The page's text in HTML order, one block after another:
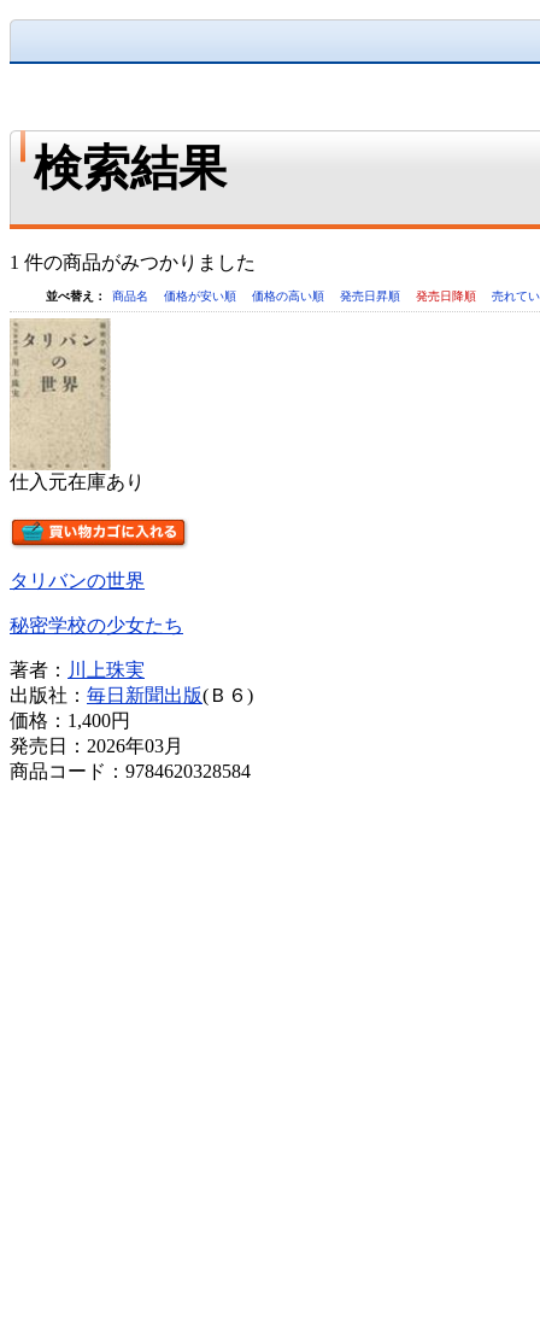
検索結果
1 件の商品がみつかりました
並べ替え： 商品名 価格が安い順 価格の高い順 発売日昇順 発売日降順 売れて
仕入元在庫あり
タリバンの世界
秘密学校の少女たち
著者： 川上珠実
出版社： 毎日新聞出版(Ｂ６)
価格： 1,400円
発売日：2026年03月
商品コード：9784620328584